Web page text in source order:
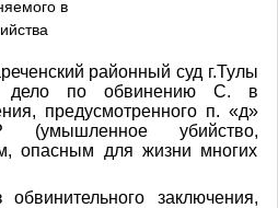
в
районный суд г.Тулы
дело по обвинению С. в
предусмотренного п. «д»
убийство,
опасным для жизни многих
обвинительного заключения,